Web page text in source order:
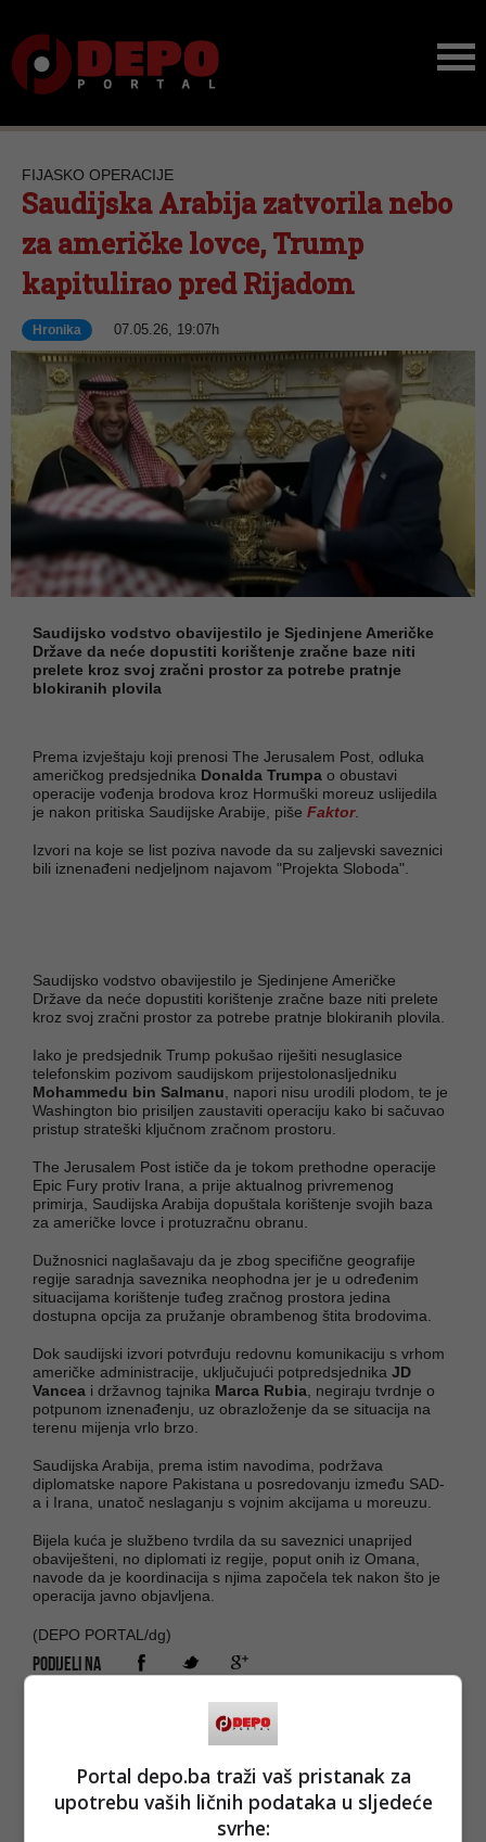
FIJASKO OPERACIJE
Saudijska Arabija zatvorila nebo
za američke lovce, Trump
kapitulirao pred Rijadom
Hronika 07.05.26, 19:07h
Saudijsko vodstvo obavijestilo je Sjedinjene Američke
Države da neće dopustiti korištenje zračne baze niti
prelete kroz svoj zračni prostor za potrebe pratnje
blokiranih plovila
Prema izvještaju koji prenosi The Jerusalem Post, odluka
američkog predsjednika Donalda Trumpa o obustavi
operacije vođenja brodova kroz Hormuški moreuz uslijedila
je nakon pritiska Saudijske Arabije, piše Faktor.
Izvori na koje se list poziva navode da su zaljevski saveznici
bili iznenađeni nedjeljnom najavom "Projekta Sloboda".
Saudijsko vodstvo obavijestilo je Sjedinjene Američke
Države da neće dopustiti korištenje zračne baze niti prelete
kroz svoj zračni prostor za potrebe pratnje blokiranih plovila.
Iako je predsjednik Trump pokušao riješiti nesuglasice
telefonskim pozivom saudijskom prijestolonasljedniku
Mohammedu bin Salmanu , napori nisu urodili plodom, te je
Washington bio prisiljen zaustaviti operaciju kako bi sačuvao
pristup strateški ključnom zračnom prostoru.
The Jerusalem Post ističe da je tokom prethodne operacije
Epic Fury protiv Irana, a prije aktualnog privremenog
primirja, Saudijska Arabija dopuštala korištenje svojih baza
za američke lovce i protuzračnu obranu.
Dužnosnici naglašavaju da je zbog specifične geografije
regije saradnja saveznika neophodna jer je u određenim
situacijama korištenje tuđeg zračnog prostora jedina
dostupna opcija za pružanje obrambenog štita brodovima.
Dok saudijski izvori potvrđuju redovnu komunikaciju s vrhom
američke administracije, uključujući potpredsjednika JD
Vancea i državnog tajnika Marca Rubia , negiraju tvrdnje o
potpunom iznenađenju, uz obrazloženje da se situacija na
terenu mijenja vrlo brzo.
Saudijska Arabija, prema istim navodima, podržava
diplomatske napore Pakistana u posredovanju između SAD-
a i Irana, unatoč neslaganju s vojnim akcijama u moreuzu.
Bijela kuća je službeno tvrdila da su saveznici unaprijed
obaviješteni, no diplomati iz regije, poput onih iz Omana,
navode da je koordinacija s njima započela tek nakon što je
operacija javno objavljena.
(DEPO PORTAL/dg)
PODIJELI NA
pratite putem društvenih mreža
Portal depo.ba traži vaš pristanak za
upotrebu vaših ličnih podataka u sljedeće
svrhe: